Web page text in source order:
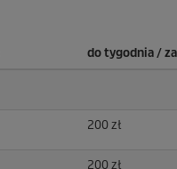
do tygodnia /
200 zł
200 zł